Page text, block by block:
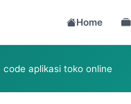
Home
code aplikasi toko online